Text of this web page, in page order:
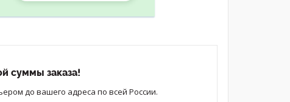
суммы заказа!
до вашего адреса по всей России.